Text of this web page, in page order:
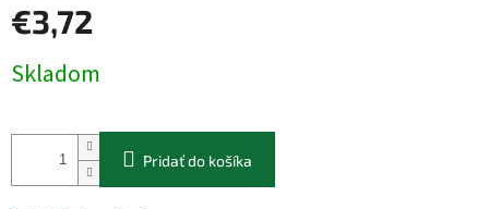
€3,72
cena:
Skladom
Pridať do košíka